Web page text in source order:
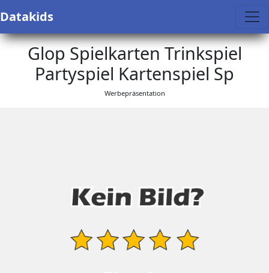
Datakids
Glop Spielkarten Trinkspiel
Partyspiel Kartenspiel Sp
Werbepräsentation